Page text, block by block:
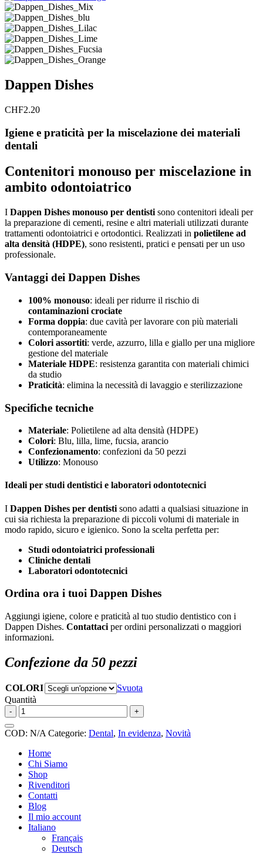
Dappen Dishes
CHF2.20
Igiene e praticità per la miscelazione dei materiali
dentali
Contenitori monouso per miscelazione in
ambito odontoiatrico
I Dappen Dishes monouso per dentisti sono contenitori ideali per
la preparazione di cementi, resine e altri materiali utilizzati durante
trattamenti odontoiatrici e ortodontici. Realizzati in polietilene ad
alta densità (HDPE), sono resistenti, pratici e pensati per un uso
professionale.
Vantaggi dei Dappen Dishes
100% monouso: ideali per ridurre il rischio di
contaminazioni crociate
Forma doppia: due cavità per lavorare con più materiali
contemporaneamente
Colori assortiti: verde, azzurro, lilla e giallo per una migliore
gestione del materiale
Materiale HDPE: resistenza garantita con materiali chimici
da studio
Praticità: elimina la necessità di lavaggio e sterilizzazione
Specifiche tecniche
Materiale: Polietilene ad alta densità (HDPE)
Colori: Blu, lilla, lime, fucsia, arancio
Confezionamento: confezioni da 50 pezzi
Utilizzo: Monouso
Ideali per studi dentistici e laboratori odontotecnici
I Dappen Dishes per dentisti sono adatti a qualsiasi situazione in
cui sia richiesta la preparazione di piccoli volumi di materiale in
modo rapido, sicuro e igienico. Sono la scelta perfetta per:
Studi odontoiatrici professionali
Cliniche dentali
Laboratori odontotecnici
Ordina ora i tuoi Dappen Dishes
Aggiungi igiene, colore e praticità al tuo studio dentistico con i
Dappen Dishes. Contattaci per ordini personalizzati o maggiori
informazioni.
Confezione da 50 pezzi
COLORI
Svuota
Quantità
-
Dappen
Dishes
quantità
+
COD: N/A Categorie: Dental, In evidenza, Novità
Home
Chi Siamo
Shop
Rivenditori
Contatti
Blog
Il mio account
Italiano
Français
Deutsch